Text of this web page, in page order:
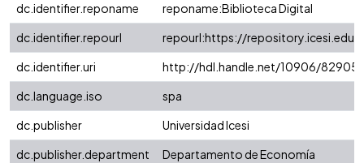
dc.identifier.reponame
reponame:Biblioteca Digital
dc.identifier.repourl
repourl:https://
dc.identifier.uri
http://hdl.handle.net/10906/82905
dc.language.iso
spa
dc.publisher
Universidad Icesi
dc.publisher.department
Departamento de Economía